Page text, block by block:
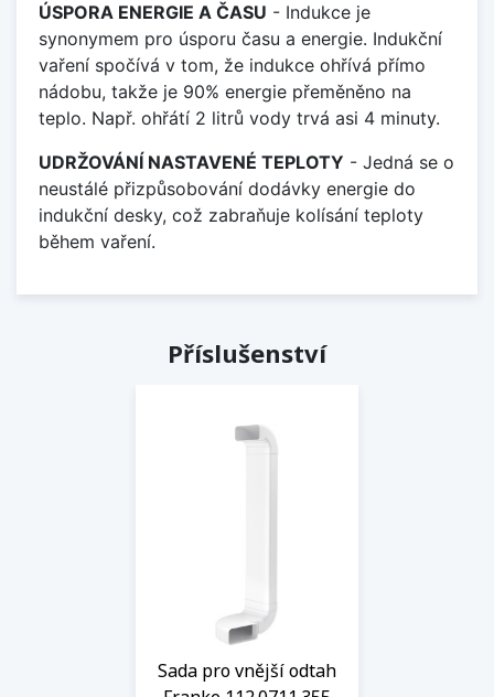
ÚSPORA ENERGIE A ČASU - Indukce je
synonymem pro úsporu času a energie. Indukční
vaření spočívá v tom, že indukce ohřívá přímo
nádobu, takže je 90% energie přeměněno na
teplo. Např. ohřátí 2 litrů vody trvá asi 4 minuty.
UDRŽOVÁNÍ NASTAVENÉ TEPLOTY - Jedná se o
neustálé přizpůsobování dodávky energie do
indukční desky, což zabraňuje kolísání teploty
během vaření.
Příslušenství
Sada pro vnější odtah